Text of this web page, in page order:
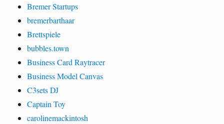
Bremer Startups
bremerbarthaar
Brettspiele
bubbles.town
Business Card Raytracer
Business Model Canvas
C3sets DJ
Captain Toy
carolinemackintosh